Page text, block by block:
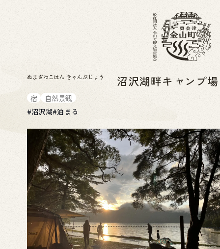
沼沢湖畔キャンプ場
ぬまざわこはん きゃんぷじょう
宿
自然景観
#沼沢湖#泊まる